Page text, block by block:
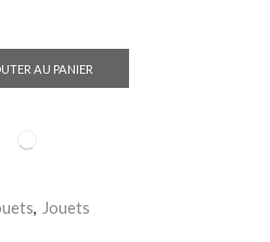
AU PANIER
, Jouets